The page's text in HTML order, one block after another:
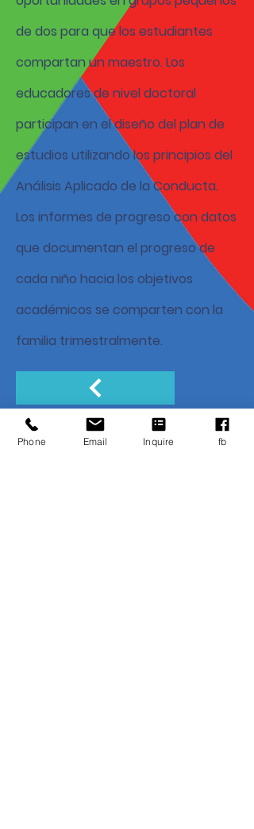
de dos para que los estudiantes
compartan un maestro. Los
educadores de nivel doctoral
participan en el diseño del plan de
estudios utilizando los principios del
Análisis Aplicado de la Conducta.
Los informes de progreso con datos
que documentan el progreso de
cada niño hacia los objetivos
académicos se comparten con la
familia trimestralmente.
Contáctenos
Phone Email Inquire fb